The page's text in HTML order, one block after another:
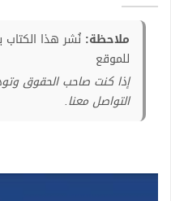
ملاحظة: نُشر هذا
للموقع
إذا كنت صاحب الحقوق
التواصل معنا.